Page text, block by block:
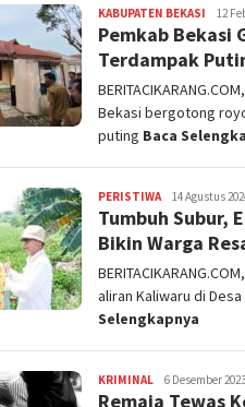
KABUPATEN BEKASI admin
12
Pemkab Bekasi
Terdampak
Bekasi bergotong
puting Baca
PERISTIWAadmin
14 Agustus
Tumbuh Subur,
Bikin Warga
aliran Kaliwaru di
Selengkapnya
KRIMINAL admin
6 Desember 2023
Remaja Tewas